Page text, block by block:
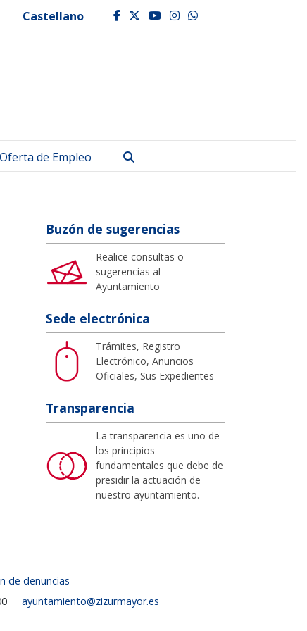
Castellano facebook
twitter
youtube
instagram
whatsapp
Oferta de Empleo
Buzón de sugerencias
Realice consultas o
sugerencias al
Ayuntamiento
Sede electrónica
Trámites, Registro
Electrónico, Anuncios
Oficiales, Sus Expedientes
Transparencia
La transparencia es uno de
los principios
fundamentales que debe de
presidir la actuación de
nuestro ayuntamiento.
de denuncias
ayuntamiento@zizurmayor.es